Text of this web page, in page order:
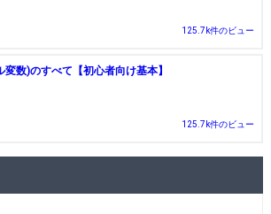
125.7k件のビュー
数)のすべて【初心者向け基本】
125.7k件のビュー